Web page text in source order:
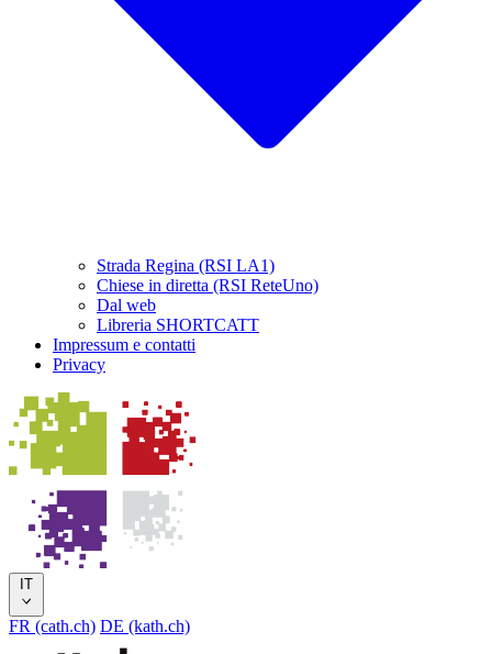
Strada Regina (RSI LA1)
Chiese in diretta (RSI ReteUno)
Dal web
Libreria SHORTCATT
Impressum e contatti
Privacy
IT
FR (cath.ch) DE (kath.ch)